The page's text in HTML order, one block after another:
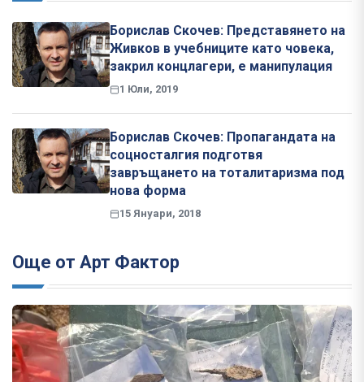
Борислав Скочев: Представянето на
Живков в учебниците като човека,
закрил концлагери, е манипулация
1 Юли, 2019
Борислав Скочев: Пропагандата на
соцносталгия подготвя
завръщането на тоталитаризма под
нова форма
15 Януари, 2018
Още от Арт Фактор